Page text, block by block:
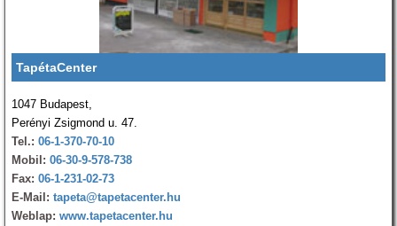
TapétaCenter
1047 Budapest,
Perényi Zsigmond u. 47.
Tel.: 06-1-370-70-10
Mobil: 06-30-9-578-738
Fax: 06-1-231-02-73
E-Mail: tapeta@tapetacenter.hu
Weblap: www.tapetacenter.hu